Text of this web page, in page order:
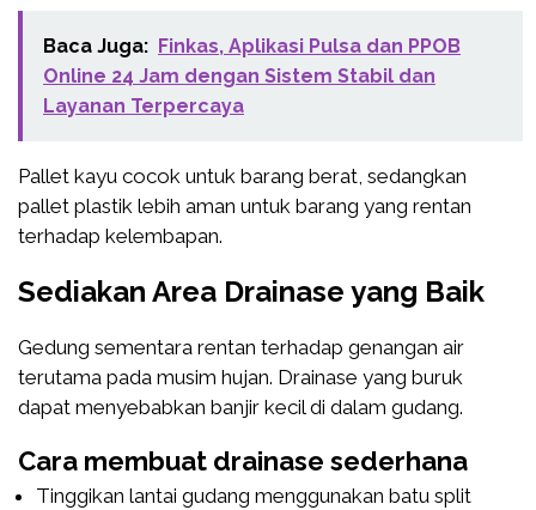
Baca Juga: Finkas, Aplikasi Pulsa dan PPOB
Online 24 Jam dengan Sistem Stabil dan
Layanan Terpercaya
Pallet kayu cocok untuk barang berat, sedangkan
pallet plastik lebih aman untuk barang yang rentan
terhadap kelembapan.
Sediakan Area Drainase yang Baik
Gedung sementara rentan terhadap genangan air
terutama pada musim hujan. Drainase yang buruk
dapat menyebabkan banjir kecil di dalam gudang.
Cara membuat drainase sederhana
Tinggikan lantai gudang menggunakan batu split